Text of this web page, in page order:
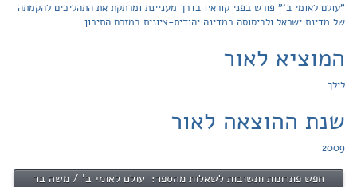
"עולם לאומי ב’" פורש בפני קוראיו בדרך מעניינת ומרתקת את התהליכים להקמתה
של מדינת ישראל ולביסוסה כמדינה יהודית-ציונית במזרח התיכון
המוציא לאור
לילך
שנת ההוצאה לאור
2009
חפש פתרונות ותשובות לשאלות מהספר: עולם לאומי ב' / משה בר